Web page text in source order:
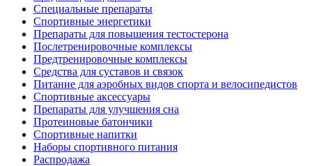
Специальные препараты
Спортивные энергетики
Препараты для повышения тестостерона
Послетренировочные комплексы
Предтренировочные комплексы
Средства для суставов и связок
Питание для аэробных видов спорта и велосипедистов
Спортивные аксессуары
Препараты для улучшения сна
Протеиновые батончики
Спортивные напитки
Наборы спортивного питания
Распродажа